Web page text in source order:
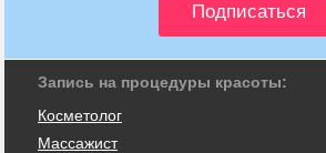
Запись на процедуры красоты:
Косметолог
Массажист